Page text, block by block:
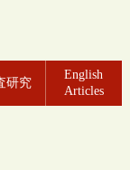
研究
English
Articles